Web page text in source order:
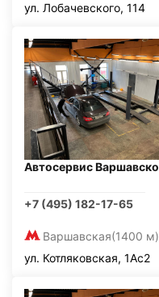
ул. Лобачевского, 114
Автосервис
+7 (495) 182-17-65
Варшавская(1400 м)
ул. Котляковская, 1Ас2